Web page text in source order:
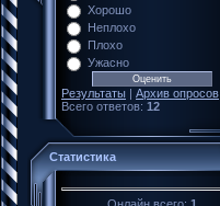
Хорошо
Неплохо
Плохо
Ужасно
Результаты | Архив опросов
Всего ответов: 12
Статистика